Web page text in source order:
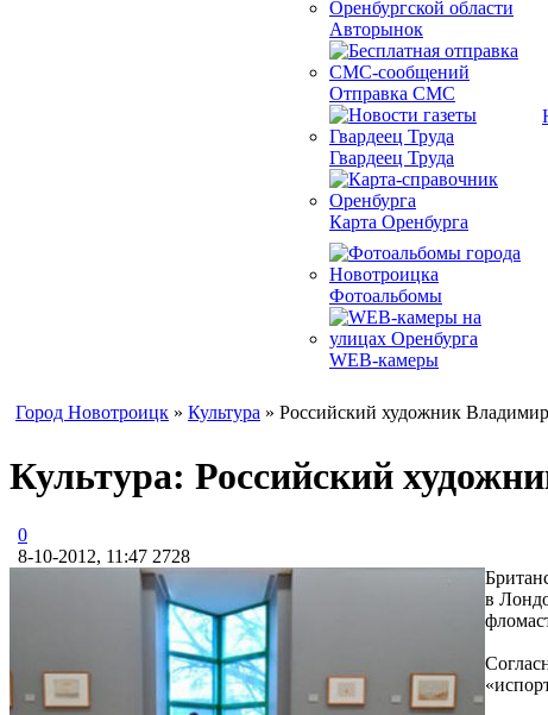
Авторынок
Отправка СМС
Гвардеец Труда
Карта Оренбурга
Фотоальбомы
WEB-камеры
Город Новотроицк » Культура » Российский художник Владимир
Культура: Российский
0
8-10-2012, 11:47 2728
в